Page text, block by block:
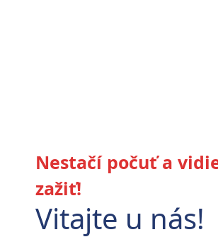
Nestačí počuť a
zažiť!
Vitajte u nás!